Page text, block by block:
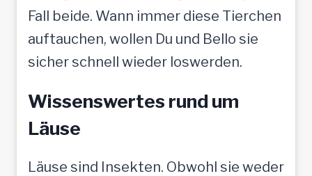
Fall beide. Wann immer diese Tierchen
auftauchen, wollen Du und Bello sie
sicher schnell wieder loswerden.
Wissenswertes rund um
Läuse
Läuse sind Insekten. Obwohl sie weder